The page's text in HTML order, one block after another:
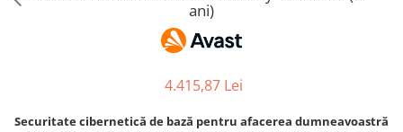
ani)
4.415,87 Lei
Securitate cibernetică de bază pentru afacerea dumneavoastră